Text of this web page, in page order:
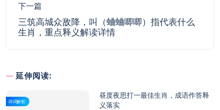
下一篇
三筑高城众敌降，叫（蛐蛐唧唧）指代表什么
生肖，重点释义解读详情
延伸阅读:
诗词解析
昼度夜思打一最佳生肖，成语作答释
义落实